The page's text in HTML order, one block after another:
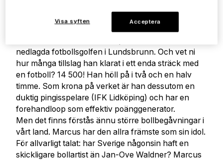
Skogshyddan i Lidköping fullbordade han på sjuka
nedlagda fotbollsgolfen i Lundsbrunn. Och vet ni
hur många tillslag han klarat i ett enda sträck med
en fotboll? 14 500! Han höll på i två och en halv
timme. Som krona på verket är han dessutom en
duktig pingisspelare (IFK Lidköping) och har en
forehandloop som effektiv poänggenerator.
Men det finns förstås ännu större bollbegåvningar i
vårt land. Marcus har den allra främste som sin idol.
För allvarligt talat: har Sverige någonsin haft en
skickligare bollartist än Jan-Ove Waldner? Marcus
Visa syften Acceptera